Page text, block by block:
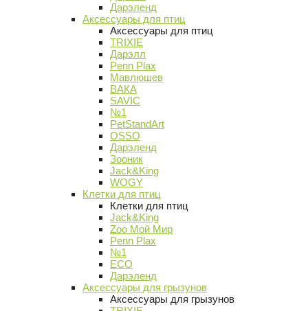
Дарэленд
Аксессуары для птиц
Аксессуары для птиц
TRIXIE
Дарэлл
Penn Plax
Мавлюшев
ВАКА
SAVIC
№1
PetStandArt
OSSO
Дарэленд
Зооник
Jack&King
WOGY
Клетки для птиц
Клетки для птиц
Jack&King
Zoo Мой Мир
Penn Plax
№1
ECO
Дарэленд
Аксессуары для грызунов
Аксессуары для грызунов